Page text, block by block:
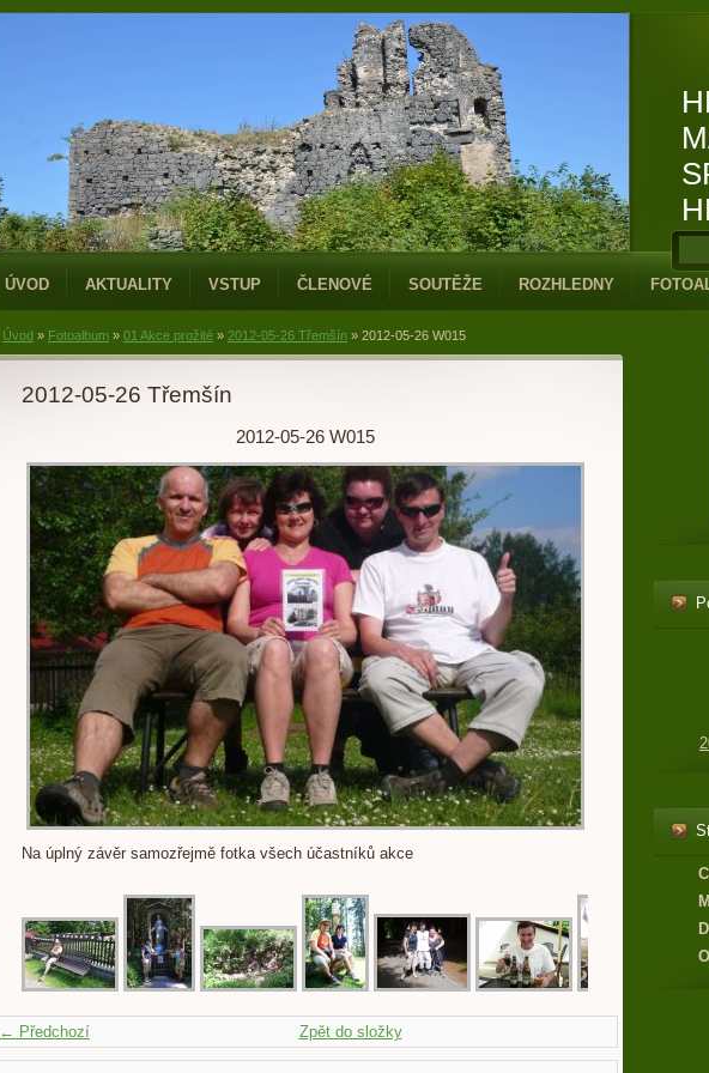
ÚVOD AKTUALITY VSTUP ČLENOVÉ SOUTĚŽE ROZHLEDNY
Úvod » Fotoalbum » 01 Akce prožité » 2012-05-26 Třemšín » 2012-05-26 W015
2012-05-26 Třemšín
2012-05-26 W015
Na úplný závěr samozřejmě fotka všech účastníků akce
← Předchozí Zpět do složky